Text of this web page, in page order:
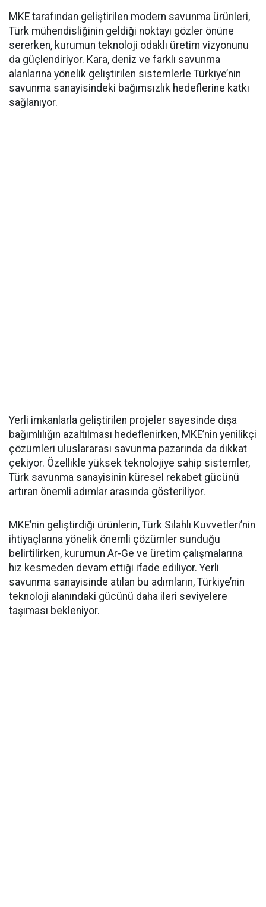
MKE tarafından geliştirilen modern savunma ürünleri,
Türk mühendisliğinin geldiği noktayı gözler önüne
sererken, kurumun teknoloji odaklı üretim vizyonunu
da güçlendiriyor. Kara, deniz ve farklı savunma
alanlarına yönelik geliştirilen sistemlerle Türkiye’nin
savunma sanayisindeki bağımsızlık hedeflerine katkı
sağlanıyor.
Yerli imkanlarla geliştirilen projeler sayesinde dışa
bağımlılığın azaltılması hedeflenirken, MKE’nin yenilikçi
çözümleri uluslararası savunma pazarında da dikkat
çekiyor. Özellikle yüksek teknolojiye sahip sistemler,
Türk savunma sanayisinin küresel rekabet gücünü
artıran önemli adımlar arasında gösteriliyor.
MKE’nin geliştirdiği ürünlerin, Türk Silahlı Kuvvetleri’nin
ihtiyaçlarına yönelik önemli çözümler sunduğu
belirtilirken, kurumun Ar-Ge ve üretim çalışmalarına
hız kesmeden devam ettiği ifade ediliyor. Yerli
savunma sanayisinde atılan bu adımların, Türkiye’nin
teknoloji alanındaki gücünü daha ileri seviyelere
taşıması bekleniyor.